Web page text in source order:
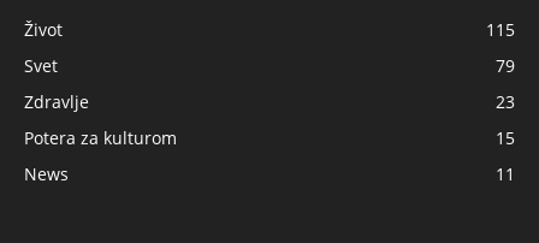
Život
115
Svet
79
Zdravlje
23
Potera za kulturom
15
News
11